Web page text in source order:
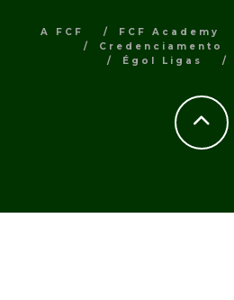
A FCF FCF Academy
Credenciamento
Égol Ligas